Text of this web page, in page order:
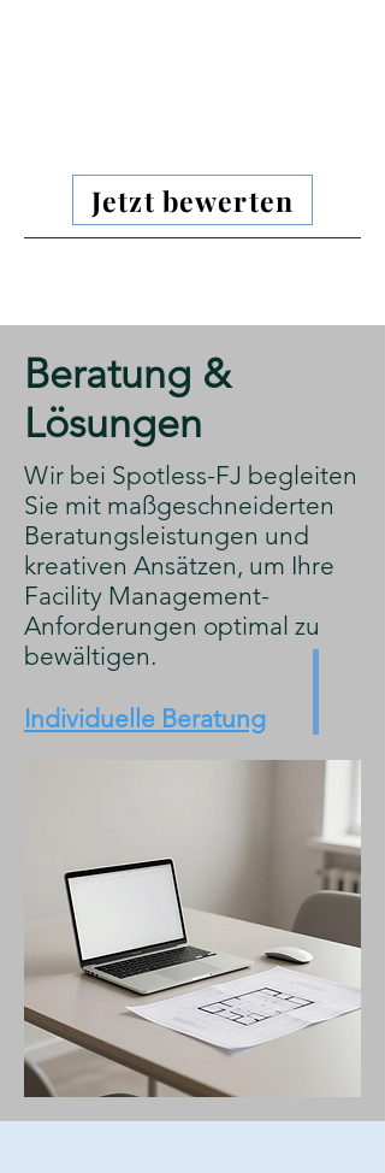
Jetzt bewerten
​Beratung &
Lösungen
​Wir bei Spotless-FJ begleiten
Sie mit maßgeschneiderten
Beratungsleistungen und
kreativen Ansätzen, um Ihre
Facility Management-
Anforderungen optimal zu
bewältigen.
Individuelle Beratung